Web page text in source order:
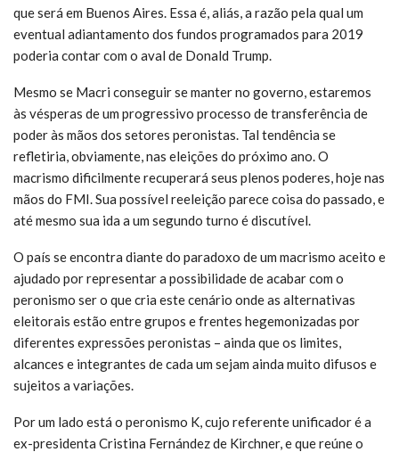
que será em Buenos Aires. Essa é, aliás, a razão pela qual um
eventual adiantamento dos fundos programados para 2019
poderia contar com o aval de Donald Trump.
Mesmo se Macri conseguir se manter no governo, estaremos
às vésperas de um progressivo processo de transferência de
poder às mãos dos setores peronistas. Tal tendência se
refletiria, obviamente, nas eleições do próximo ano. O
macrismo dificilmente recuperará seus plenos poderes, hoje nas
mãos do FMI. Sua possível reeleição parece coisa do passado, e
até mesmo sua ida a um segundo turno é discutível.
O país se encontra diante do paradoxo de um macrismo aceito e
ajudado por representar a possibilidade de acabar com o
peronismo ser o que cria este cenário onde as alternativas
eleitorais estão entre grupos e frentes hegemonizadas por
diferentes expressões peronistas – ainda que os limites,
alcances e integrantes de cada um sejam ainda muito difusos e
sujeitos a variações.
Por um lado está o peronismo K, cujo referente unificador é a
ex-presidenta Cristina Fernández de Kirchner, e que reúne o